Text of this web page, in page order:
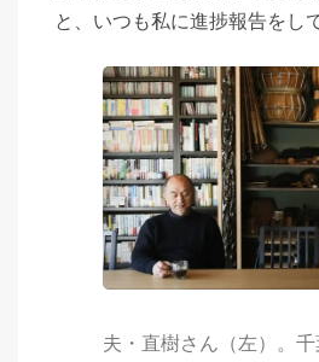
と、いつも私に進捗報告をし
夫・直樹さん（左）。